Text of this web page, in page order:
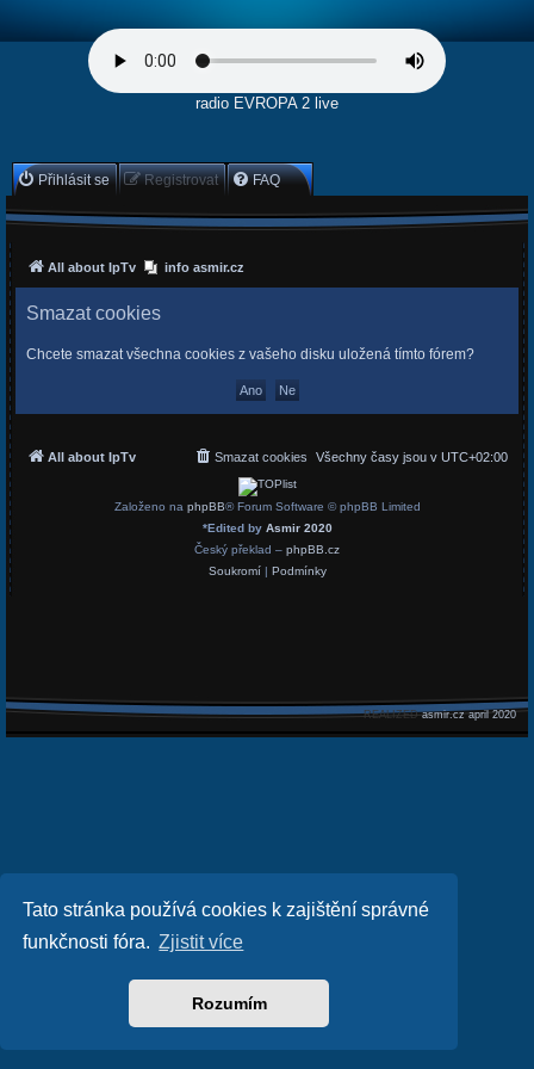
Tato stránka používá cookies k zajištění správné
funkčnosti fóra. Zjistit více
Rozumím
radio EVROPA 2 live
Přihlásit se Registrovat FAQ
All about IpTv info asmir.cz
Smazat cookies
Chcete smazat všechna cookies z vašeho disku uložená tímto fórem?
All about IpTv Všechny časy jsou v UTC+02:00
Smazat cookies
Založeno na phpBB® Forum Software © phpBB Limited
*Edited by Asmir 2020
Český překlad – phpBB.cz
Soukromí| Podmínky
REALIZEDasmir.cz april 2020